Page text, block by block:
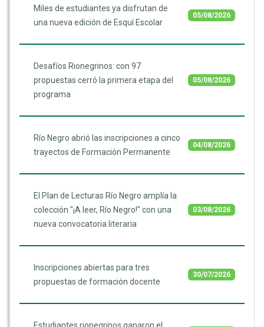
Miles de estudiantes ya disfrutan de
una nueva edición de Esquí Escolar
05/08/2026
Desafíos Rionegrinos: con 97
propuestas cerró la primera etapa del
programa
05/08/2026
Río Negro abrió las inscripciones a cinco
trayectos de Formación Permanente
04/08/2026
El Plan de Lecturas Río Negro amplía la
colección "¡A leer, Río Negro!" con una
nueva convocatoria literaria
03/08/2026
Inscripciones abiertas para tres
propuestas de formación docente
30/07/2026